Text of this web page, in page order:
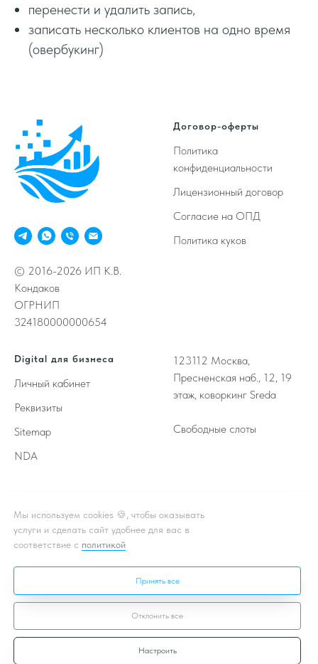
перенести и удалить запись,
записать несколько клиентов на одно время
(овербукинг)
© 2016-2026 ИП К.В.
Кондаков
ОГРНИП
324180000000654
Договор-оферты
Политика
конфиденциальности
Лицензионный договор
Согласие на ОПД
Политика куков
Digital для бизнеса
Личный кабинет
Реквизиты
Sitemap
NDA
123112 Москва,
Пресненская наб., 12, 19
этаж, коворкинг Sreda
Свободные слоты
Принимаем к оплате
* - Подробная информация об акции, условиях, подробности в
чате или личном кабинете
Мы используем cookies 🍪, чтобы оказывать
услуги и сделать сайт удобнее для вас в
соответствие с политикой
Принять все
Отклонить все
Настроить